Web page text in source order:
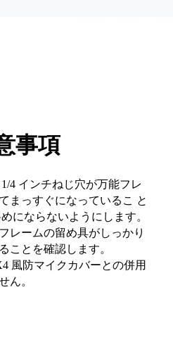
事項
4 インチねじ穴が万能フレ
まっすぐになっているこ と
にならないようにします。
レームの留め具がしっかり
ことを確認します。
風防マイクカバーとの併用
ん。